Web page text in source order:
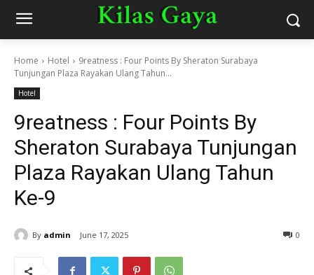
Home Hotel
9reatness : Four Points By Sheraton Surabaya
Tunjungan Plaza Rayakan Ulang Tahun...
Hotel
9reatness : Four Points By
Sheraton Surabaya Tunjungan
Plaza Rayakan Ulang Tahun
Ke-9
By admin June 17, 2025 0